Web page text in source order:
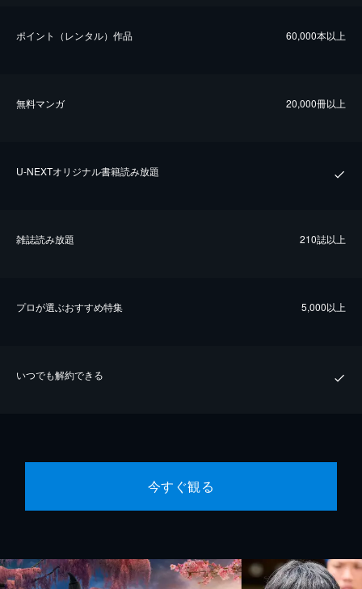
ポイント（レンタル）作品 60,000本以上
無料マンガ 20,000冊以上
U-NEXTオリジナル書籍読み放題
雑誌読み放題 210誌以上
プロが選ぶおすすめ特集 5,000以上
いつでも解約できる
今すぐ観る